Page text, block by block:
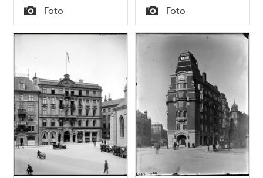
Tid
Typ
Foto Tid
Typ
Foto